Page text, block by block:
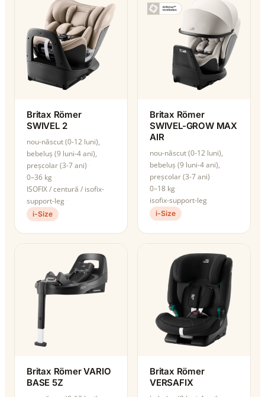
Britax Römer
SWIVEL 2
nou-născut (0-12 luni),
bebeluș (9 luni-4 ani),
preșcolar (3-7 ani)
0–36 kg
ISOFIX / centură / isofix-
support-leg
i-Size
Britax Römer
SWIVEL-GROW MAX
AIR
nou-născut (0-12 luni),
bebeluș (9 luni-4 ani),
preșcolar (3-7 ani)
0–18 kg
isofix-support-leg
i-Size
Britax Römer VARIO
BASE 5Z
Britax Römer
VERSAFIX